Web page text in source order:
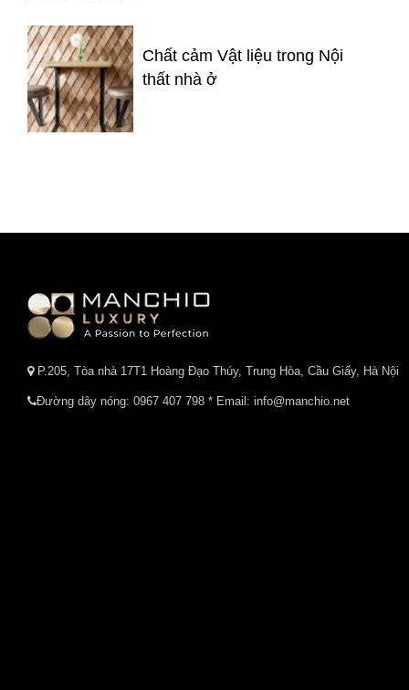
Chất cảm Vật liệu trong Nội
thất nhà ở
P.205, Tòa nhà 17T1 Hoàng Đạo Thúy, Trung Hòa, Cầu Giấy, Hà Nội
Đường dây nóng: 0967 407 798 * Email: info@manchio.net